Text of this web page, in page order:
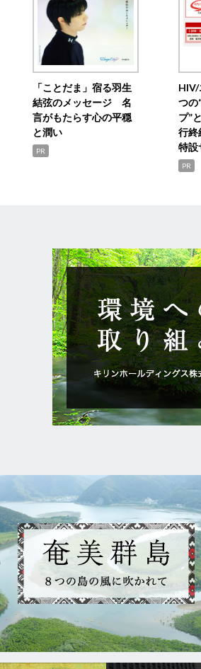
「ことだま」宿る羽生
結弦のメッセージ 名
言がもたらす心の平穏
と潤い
PR
HIV/
つの
プ”
行終
特
PR